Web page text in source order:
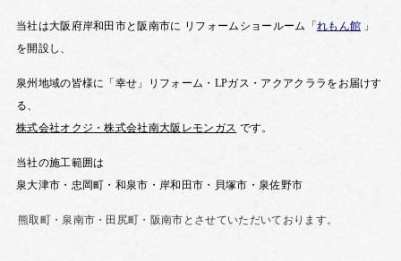
当社は大阪府岸和田市と阪南市に リフォームショールーム「 れもん館 」
を開設し、
泉州地域の皆様に「幸せ」リフォーム・ LPガス・ アクアクララを お届けす
る、
株式会社オクジ ・株式会社南大阪 レモンガス です。
当社の施工範囲は
泉大津市・忠岡町・和泉市・岸和田市・貝塚市・泉佐野市
熊取町・泉南市・田尻町・ 阪南市とさせていただいております。